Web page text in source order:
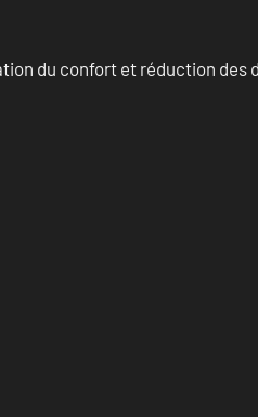
du confort et réduction des